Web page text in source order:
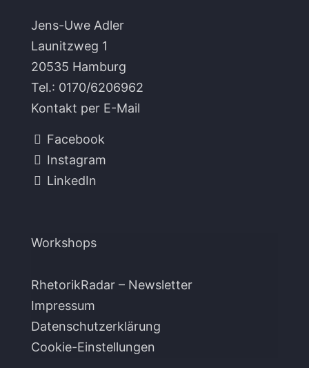
Jens-Uwe Adler
Launitzweg 1
20535 Hamburg
Tel.: 0170/6206962
Kontakt per E-Mail
Facebook
Instagram
LinkedIn
Workshops
RhetorikRadar – Newsletter
Impressum
Datenschutzerklärung
Cookie-Einstellungen